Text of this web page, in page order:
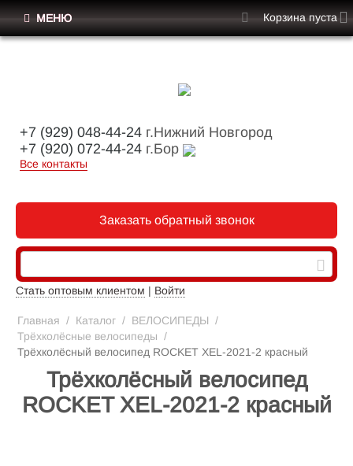
+7 (929) 048-44-24 г.Нижний Новгород
+7 (920) 072-44-24 г.Бор
Все контакты
Заказать обратный звонок
Стать оптовым клиентом | Войти
МЕНЮ Корзина пуста
Главная / Каталог / ВЕЛОСИПЕДЫ /
Трёхколёсные велосипеды /
Трёхколёсный велосипед ROCKET XEL-2021-2 красный
Трёхколёсный велосипед
ROCKET XEL-2021-2 красный